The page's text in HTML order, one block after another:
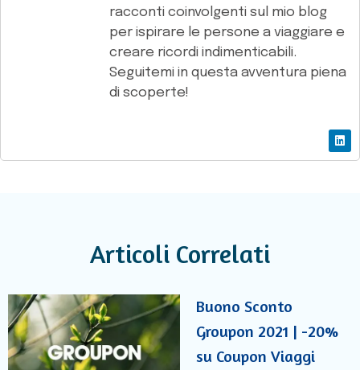
racconti coinvolgenti sul mio blog
per ispirare le persone a viaggiare e
creare ricordi indimenticabili.
Seguitemi in questa avventura piena
di scoperte!
Articoli Correlati
Buono Sconto
Groupon 2021 | -20%
su Coupon Viaggi